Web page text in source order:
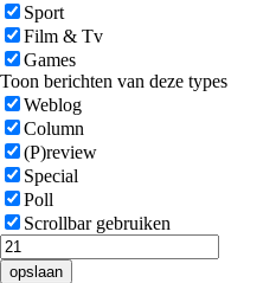
Sport
Film & Tv
Games
Toon berichten van deze types
Weblog
Column
(P)review
Special
Poll
Scrollbar gebruiken
opslaan